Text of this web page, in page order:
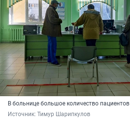
В больнице большое количество пациентов
Источник: Тимур Шарипкулов